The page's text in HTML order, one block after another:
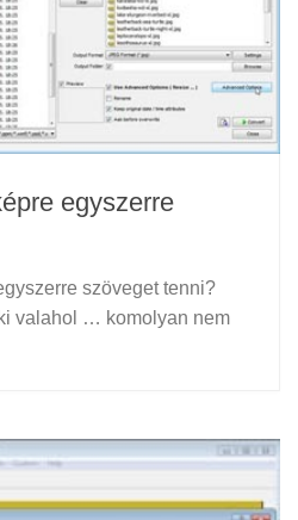
egyszerre
szöveget tenni?
valahol … komolyan nem